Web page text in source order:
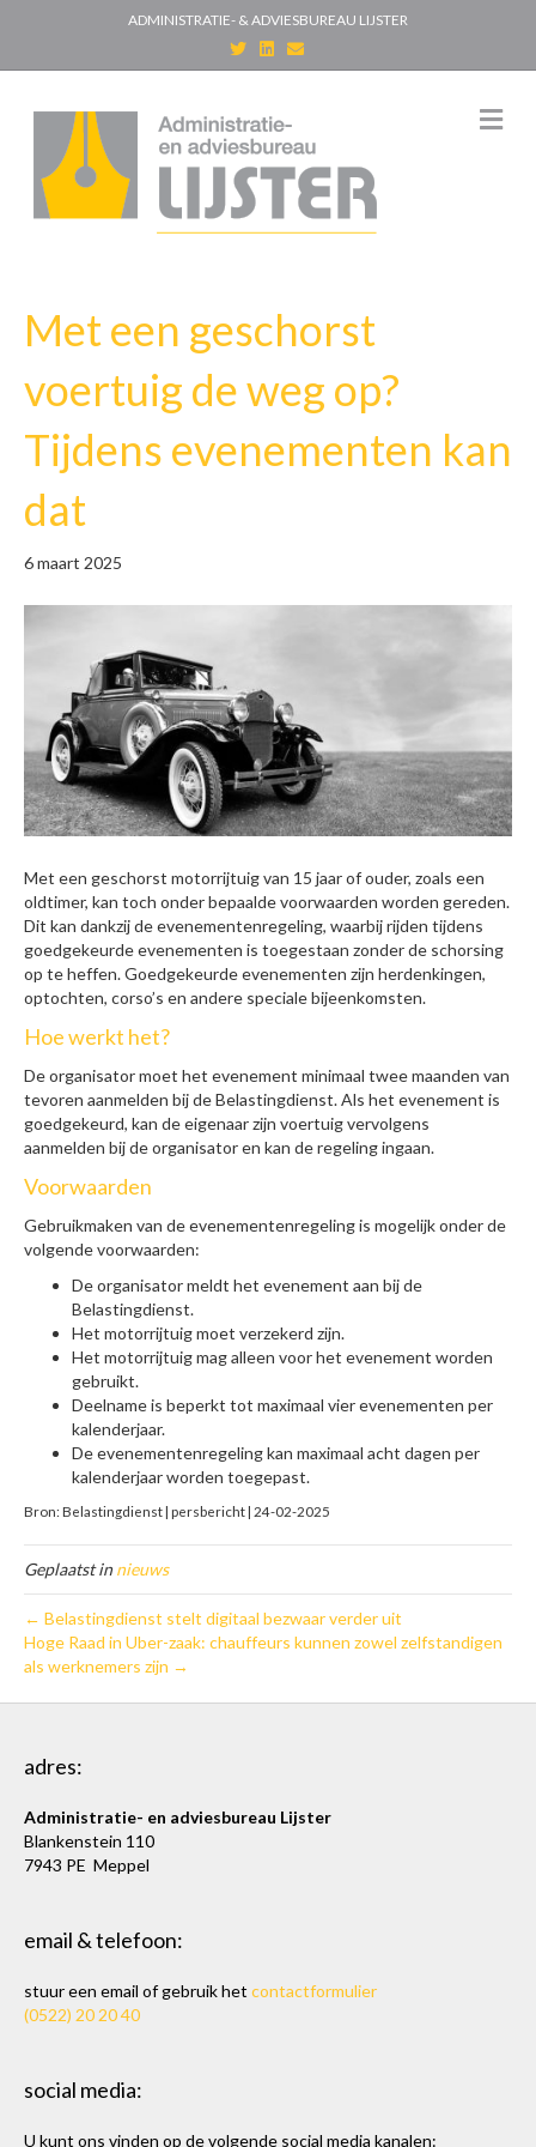
ADMINISTRATIE- & ADVIESBUREAU LIJSTER
T
w
i
e
r
n
d
i
n
E
m
a
M
e
Met een geschorst
voertuig de weg op?
Tijdens evenementen kan
dat
6 maart 2025
Met een geschorst motorrijtuig van 15 jaar of ouder, zoals een
oldtimer, kan toch onder bepaalde voorwaarden worden gereden.
Dit kan dankzij de evenementenregeling, waarbij rijden tijdens
goedgekeurde evenementen is toegestaan zonder de schorsing
op te heffen. Goedgekeurde evenementen zijn herdenkingen,
optochten, corso’s en andere speciale bijeenkomsten.
Hoe werkt het?
De organisator moet het evenement minimaal twee maanden van
tevoren aanmelden bij de Belastingdienst. Als het evenement is
goedgekeurd, kan de eigenaar zijn voertuig vervolgens
aanmelden bij de organisator en kan de regeling ingaan.
Voorwaarden
Gebruikmaken van de evenementenregeling is mogelijk onder de
volgende voorwaarden:
De organisator meldt het evenement aan bij de
Belastingdienst.
Het motorrijtuig moet verzekerd zijn.
Het motorrijtuig mag alleen voor het evenement worden
gebruikt.
Deelname is beperkt tot maximaal vier evenementen per
kalenderjaar.
De evenementenregeling kan maximaal acht dagen per
kalenderjaar worden toegepast.
Bron: Belastingdienst | persbericht | 24-02-2025
Geplaatst innieuws
← Belastingdienst stelt digitaal bezwaar verder uit
Hoge Raad in Uber-zaak: chauffeurs kunnen zowel zelfstandigen
als werknemers zijn →
adres:
Administratie- en adviesbureau Lijster
Blankenstein 110
7943 PE Meppel
email & telefoon:
stuur een email of gebruik het contactformulier
(0522) 20 20 40
social media:
U kunt ons vinden op de volgende social media kanalen: